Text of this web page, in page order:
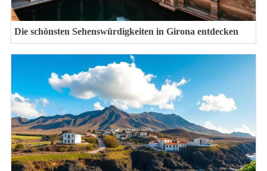
Die schönsten Sehenswürdigkeiten in Girona entdecken